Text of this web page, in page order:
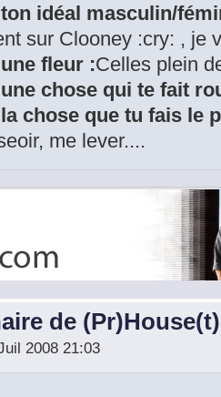
idéal masculin/
sur Clooney :cry: , je
fleur :Celles plein
chose qui te fait
chose que tu fais le
me lever....
de (Pr)House(t)
2008 21:03